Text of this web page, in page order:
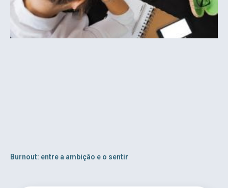
Burnout: entre a ambição e o sentir